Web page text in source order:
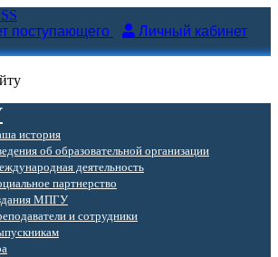
поступающего
Личный кабинет
история
об образовательной организации
деятельность
партнерство
МПГУ
и сотрудники